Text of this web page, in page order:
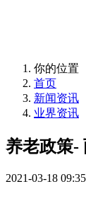
你的位置
首页
新闻资讯
业界资讯
养老政策-
2021-03-18